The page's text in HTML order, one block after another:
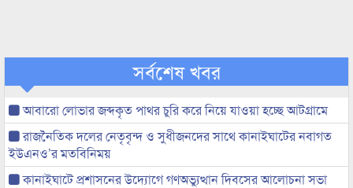
সর্বশেষ খবর
আবারো লোভার জব্দকৃত পাথর চুরি করে নিয়ে যাওয়া হচ্ছে আটগ্রামে
রাজনৈতিক দলের নেতৃবৃন্দ ও সুধীজনদের সাথে কানাইঘাটের নবাগত
ইউএনও’র মতবিনিময়
কানাইঘাটে প্রশাসনের উদ্যোগে গণঅভ্যুত্থান দিবসের আলোচনা সভা